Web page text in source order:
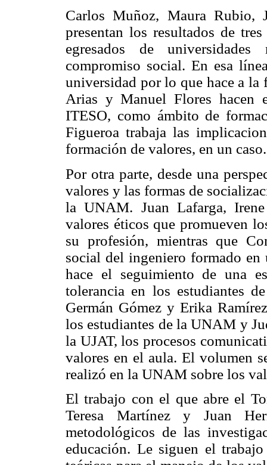
Carlos Muñoz, Maura Rubio,
presentan los resultados de
egresados de
compromiso social. En esa
universidad por lo que hace a la
Arias y Manuel Flores hacen
ITESO, como ámbito de
Figueroa trabaja las
formación de valores, en un caso.
Por otra parte, desde una
valores y las formas de
la UNAM. Juan Lafarga,
valores éticos que promueven
su profesión, mientras que
social del ingeniero formado
hace el seguimiento de una
tolerancia en los estudiantes
Germán Gómez y Erika
los estudiantes de la UNAM y
la UJAT, los procesos
valores en el aula. El volumen
realizó en la UNAM sobre los
El trabajo con el que abre el
Teresa Martínez y Juan
metodológicos de las
educación. Le siguen el